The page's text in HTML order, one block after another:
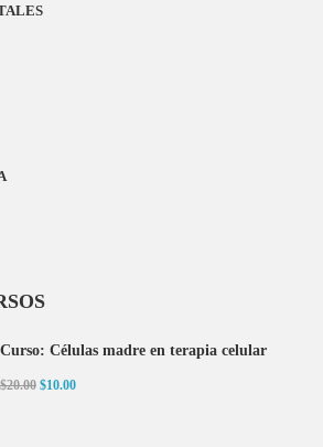
Curso: Células madre en terapia celular
$20.00 $10.00